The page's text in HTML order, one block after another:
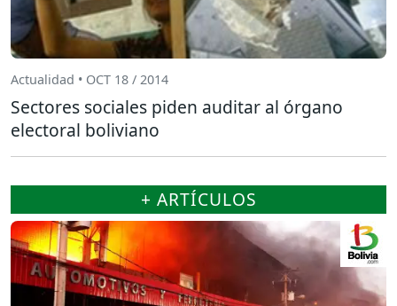
Actualidad • OCT 18 / 2014
Sectores sociales piden auditar al órgano
electoral boliviano
+ ARTÍCULOS